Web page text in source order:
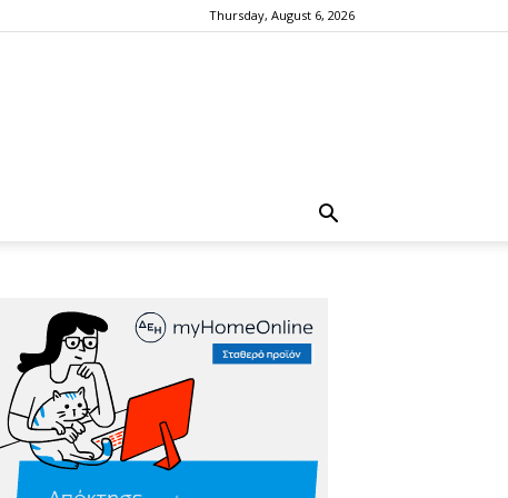
Thursday, August 6, 2026